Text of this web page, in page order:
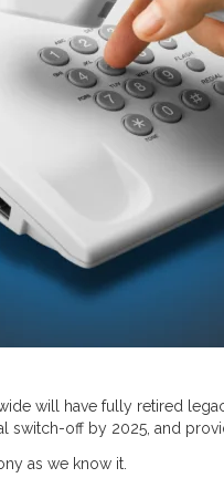
will have fully retired
switch-off by 2025, and
as we know it.